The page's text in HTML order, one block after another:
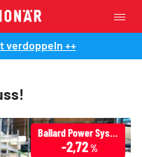
verdoppeln ++
Ballard Power Systems
-2,72 %